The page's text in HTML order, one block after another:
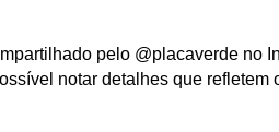
pelo @placaverde no
notar detalhes que refletem